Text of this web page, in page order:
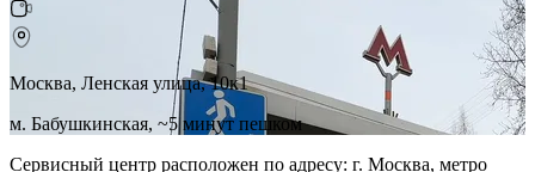
Москва, Ленская улица, 10к1
м. Бабушкинская, ~5 минут пешком
Сервисный центр расположен по адресу: г. Москва, метро